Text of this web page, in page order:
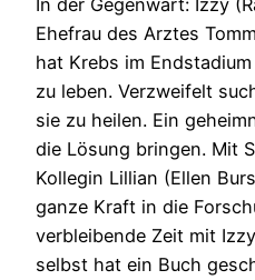
Ehefrau des Arztes
hat Krebs im
zu leben. Verzweifelt
sie zu heilen. Ein
die Lösung bringen. Mit
Kollegin Lillian (Ellen
ganze Kraft in die
verbleibende Zeit mit
selbst hat ein Buch